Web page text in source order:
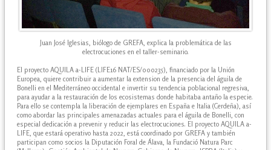
Juan José Iglesias, biólogo de GREFA, explica la problemática de las
electrocuciones en el taller-seminario.
El proyecto AQUILA a-LIFE (LIFE16 NAT/ES/000235), financiado por la Unión
Europea, quiere contribuir a aumentar la extension de la presencia del águila de
Bonelli en el Mediterráneo occidental e invertir su tendencia poblacional regresiva,
para ayudar a la restauración de los ecosistemas donde habitaba antaño la especie.
Para ello se contempla la liberación de ejemplares en España e Italia (Cerdeña), así
como abordar las principales amenazadas actuales para el águila de Bonelli, con
especial dedicación a prevenir y reducir las electrocuciones. El proyecto AQUILA a-
LIFE, que estará operativo hasta 2022, está coordinado por GREFA y también
participan como socios la Diputación Foral de Álava, la Fundació Natura Parc